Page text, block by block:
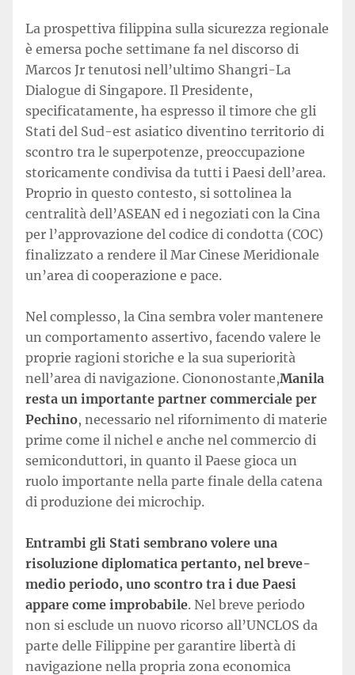
La prospettiva filippina sulla sicurezza regionale
è emersa poche settimane fa nel discorso di
Marcos Jr tenutosi nell’ultimo Shangri-La
Dialogue di Singapore. Il Presidente,
specificatamente, ha espresso il timore che gli
Stati del Sud-est asiatico diventino territorio di
scontro tra le superpotenze, preoccupazione
storicamente condivisa da tutti i Paesi dell’area.
Proprio in questo contesto, si sottolinea la
centralità dell’ASEAN ed i negoziati con la Cina
per l’approvazione del codice di condotta (COC)
finalizzato a rendere il Mar Cinese Meridionale
un’area di cooperazione e pace.
Nel complesso, la Cina sembra voler mantenere
un comportamento assertivo, facendo valere le
proprie ragioni storiche e la sua superiorità
nell’area di navigazione. Ciononostante,Manila
resta un importante partner commerciale per
Pechino, necessario nel rifornimento di materie
prime come il nichel e anche nel commercio di
semiconduttori, in quanto il Paese gioca un
ruolo importante nella parte finale della catena
di produzione dei microchip.
Entrambi gli Stati sembrano volere una
risoluzione diplomatica pertanto, nel breve-
medio periodo, uno scontro tra i due Paesi
appare come improbabile. Nel breve periodo
non si esclude un nuovo ricorso all’UNCLOS da
parte delle Filippine per garantire libertà di
navigazione nella propria zona economica